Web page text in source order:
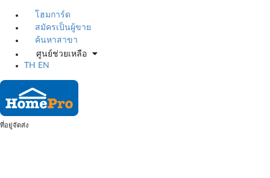
โฮมการ์ด
สมัครเป็นผู้ขาย
ค้นหาสาขา
ศูนย์ช่วยเหลือ
TH
EN
ที่อยู่จัดส่ง